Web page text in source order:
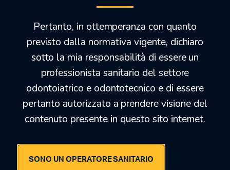
-15%
Pertanto, in ottemperanza con quanto
previsto dalla normativa vigente, dichiaro
sotto la mia responsabilità di essere un
professionista sanitario del settore
odontoiatrico e odontotecnico e di essere
pertanto autorizzato a prendere visione del
contenuto presente in questo sito internet.
SONO UN OPERATORE SANITARIO